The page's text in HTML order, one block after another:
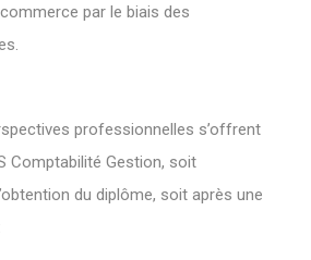
par le biais des
professionnelles s’offrent
Comptabilité Gestion, soit
du diplôme, soit après une